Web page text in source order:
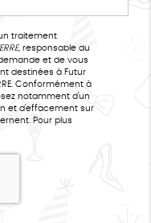
traitement
PIERRE, responsable du
et de vous
destinées à Futur
notamment d'un
et d'effacement sur
Pour plus